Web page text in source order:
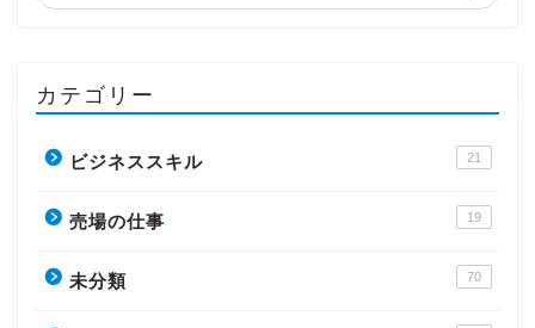
カテゴリー
ビジネススキル 21
売場の仕事 19
未分類 70